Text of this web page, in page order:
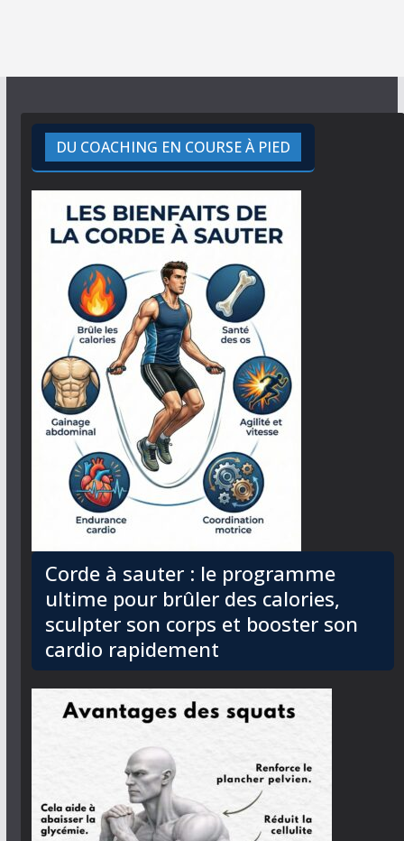
DU COACHING EN COURSE À PIED
Corde à sauter : le programme
ultime pour brûler des calories,
sculpter son corps et booster son
cardio rapidement